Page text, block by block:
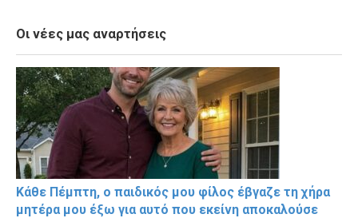
Οι νέες μας αναρτήσεις
Κάθε Πέμπτη, ο παιδικός μου φίλος έβγαζε τη χήρα
μητέρα μου έξω για αυτό που εκείνη αποκαλούσε